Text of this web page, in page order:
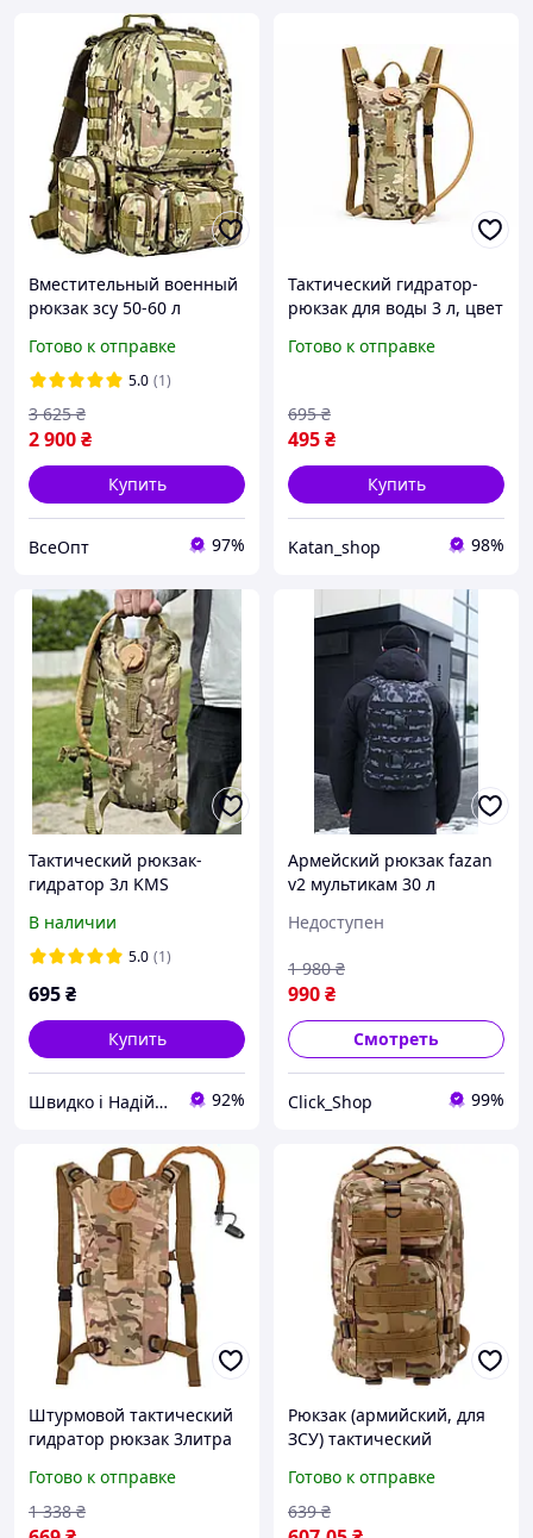
Вместительный военный
рюкзак зсу 50-60 л
Molle подсумками CVLIFE
для выживания и
Готово к отправке
5.0 (1)
2 900₴
3 625 ₴
Купить
ВсеОпт 97%
Тактический гидратор-
рюкзак для воды 3 л, цвет
Готово к отправке
495₴
695 ₴
Купить
Katan_shop 98%
Тактический рюкзак-
гидратор 3л KMS
армейский
туристический рюкзак
В наличии
5.0 (1)
695₴
Купить
Швидко і Надійно 92%
Армейский рюкзак fazan
v2 мультикам 30 л
портфель большой
универсальный для ЗСУ
Туристически
Недоступен
990₴
1 980 ₴
Смотреть
Click_Shop 99%
Штурмовой тактический
гидратор рюкзак 3литра
Питьевая система
Готово к отправке
1 338 ₴
Рюкзак (армийский, для
ЗСУ) тактический
мультикам (F4E)
Готово к отправке
639 ₴